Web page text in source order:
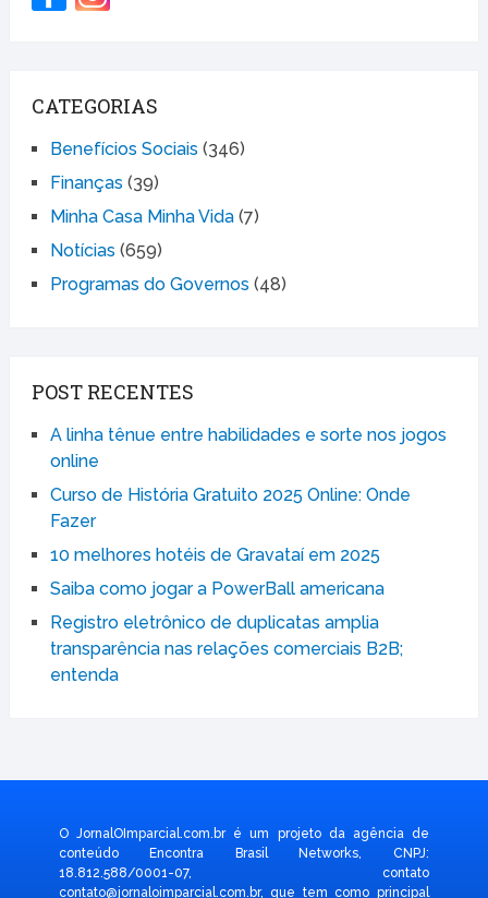
CATEGORIAS
Benefícios Sociais (346)
Finanças (39)
Minha Casa Minha Vida(7)
Notícias (659)
Programas do Governos (48)
POST RECENTES
A linha tênue entre habilidades e sorte nos jogos
online
Curso de História Gratuito 2025 Online: Onde
Fazer
10 melhores hotéis de Gravataí em 2025
Saiba como jogar a PowerBall americana
Registro eletrônico de duplicatas amplia
transparência nas relações comerciais B2B;
entenda
O JornalOImparcial.com.br é um projeto da agência de
conteúdo Encontra Brasil Networks, CNPJ:
18.812.588/0001-07, contato
contato@jornaloimparcial.com.br, que tem como principal